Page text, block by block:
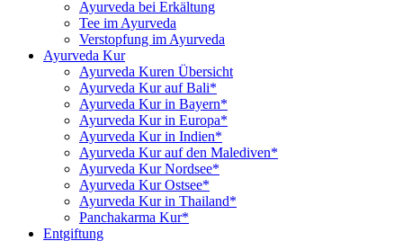
Ayurveda bei Erkältung
Tee im Ayurveda
Verstopfung im Ayurveda
Ayurveda Kur
Ayurveda Kuren Übersicht
Ayurveda Kur auf Bali*
Ayurveda Kur in Bayern*
Ayurveda Kur in Europa*
Ayurveda Kur in Indien*
Ayurveda Kur auf den Malediven*
Ayurveda Kur Nordsee*
Ayurveda Kur Ostsee*
Ayurveda Kur in Thailand*
Panchakarma Kur*
Entgiftung